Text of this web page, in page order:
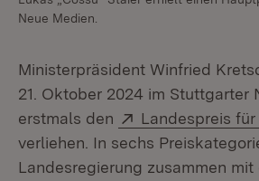
Neue Medien.
Ministerpräsident Winfried
21. Oktober 2024 im Stuttgarter
erstmals den
Extern:
Landespreis
verliehen. In sechs
Landesregierung zusammen mit